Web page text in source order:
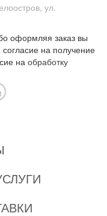
, ул.
оформляя заказ вы
на получение
на обработку